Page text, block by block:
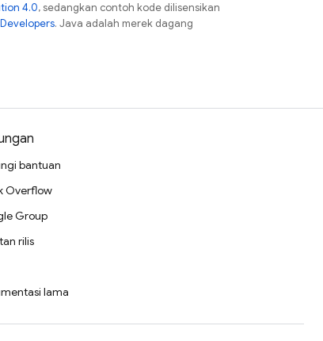
4.0, sedangkan contoh kode dilisensikan
. Java adalah merek dagang
bantuan
Overflow
Group
rilis
lama